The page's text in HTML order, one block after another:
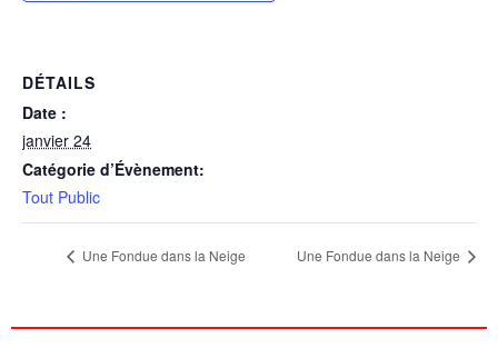
DÉTAILS
Date :
janvier 24
Catégorie d’Évènement:
Tout Public
Une Fondue dans la Neige Une Fondue dans la Neige